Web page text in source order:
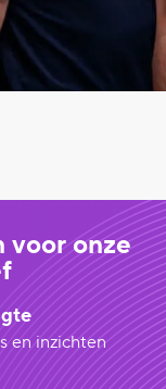
voor onze
en inzichten